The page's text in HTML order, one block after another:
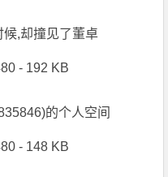
,却撞见了董卓
- 192 KB
的个人空间
- 148 KB